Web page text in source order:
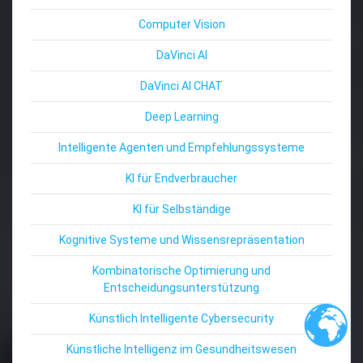
Computer Vision
DaVinci AI
DaVinci AI CHAT
Deep Learning
Intelligente Agenten und Empfehlungssysteme
KI für Endverbraucher
KI für Selbständige
Kognitive Systeme und Wissensrepräsentation
Kombinatorische Optimierung und
Entscheidungsunterstützung
Künstlich Intelligente Cybersecurity
Künstliche Intelligenz im Gesundheitswesen